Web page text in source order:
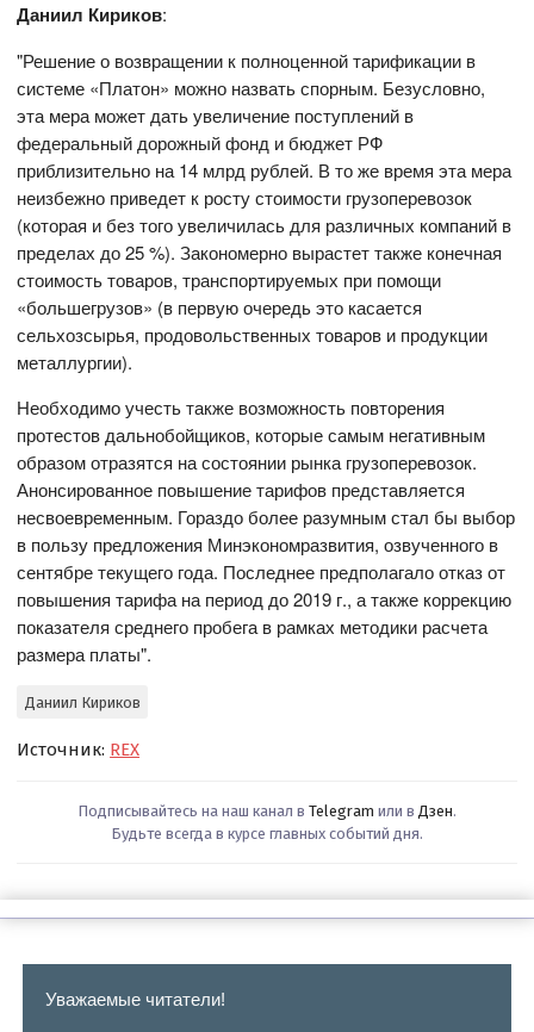
Даниил Кириков:
"Решение о возвращении к полноценной тарификации в
системе «Платон» можно назвать спорным. Безусловно,
эта мера может дать увеличение поступлений в
федеральный дорожный фонд и бюджет РФ
приблизительно на 14 млрд рублей. В то же время эта мера
неизбежно приведет к росту стоимости грузоперевозок
(которая и без того увеличилась для различных компаний в
пределах до 25 %). Закономерно вырастет также конечная
стоимость товаров, транспортируемых при помощи
«большегрузов» (в первую очередь это касается
сельхозсырья, продовольственных товаров и продукции
металлургии).
Необходимо учесть также возможность повторения
протестов дальнобойщиков, которые самым негативным
образом отразятся на состоянии рынка грузоперевозок.
Анонсированное повышение тарифов представляется
несвоевременным. Гораздо более разумным стал бы выбор
в пользу предложения Минэкономразвития, озвученного в
сентябре текущего года. Последнее предполагало отказ от
повышения тарифа на период до 2019 г., а также коррекцию
показателя среднего пробега в рамках методики расчета
размера платы".
Даниил Кириков
Источник: REX
Подписывайтесь на наш канал в Telegram или в Дзен.
Будьте всегда в курсе главных событий дня.
Уважаемые читатели!